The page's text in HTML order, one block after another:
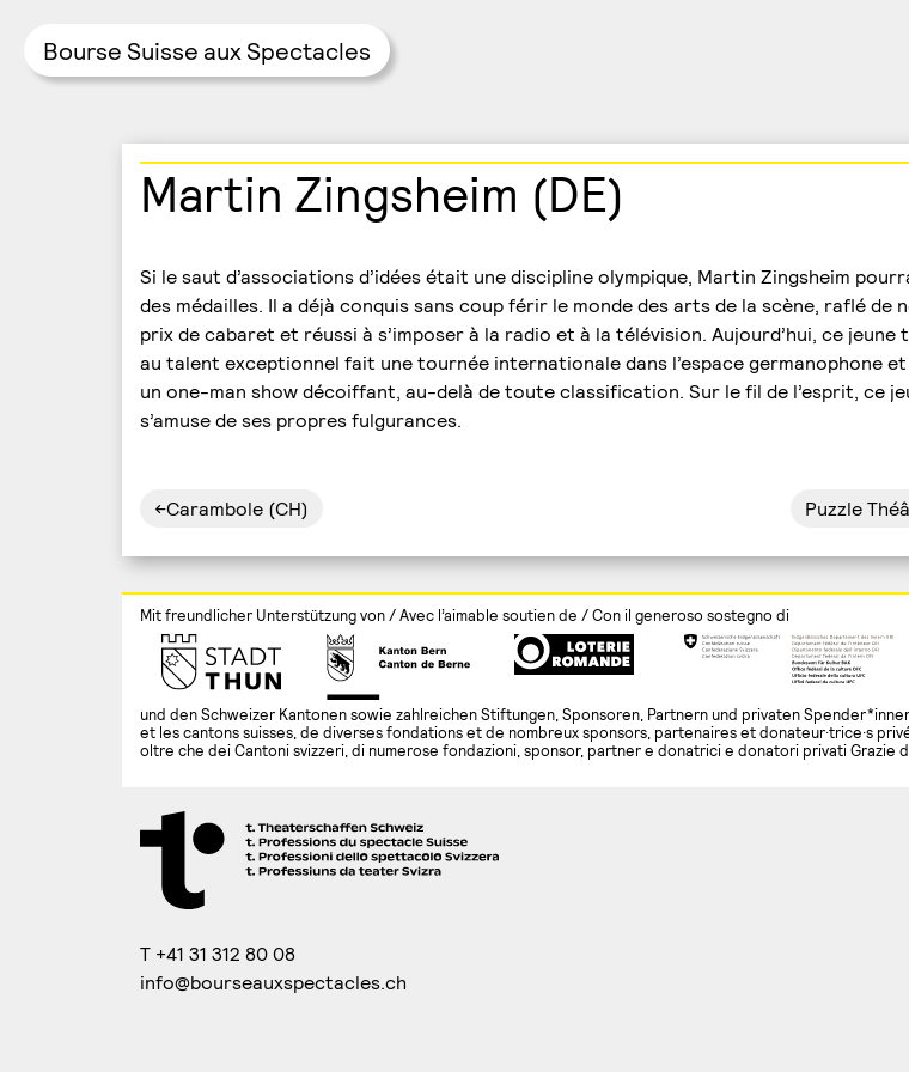
Bourse Suisse aux Spectacles
Martin Zingsheim (DE)
Si le saut d’associations d’idées était une discipline olympique, Martin Zingsheim
des médailles. Il a déjà conquis sans coup férir le monde des arts de la scène, raflé de
prix de cabaret et réussi à s’imposer à la radio et à la télévision. Aujourd’hui, ce
au talent exceptionnel fait une tournée internationale dans l’espace germanophone
un one-man show décoiffant, au-delà de toute classification. Sur le fil de l’esprit, ce
s’amuse de ses propres fulgurances.
Navigation
de
l’article
Carambole (CH) Puzzle
Mit freundlicher Unterstützung von / Avec l’aimable soutien de / Con il generoso sostegno di
und den Schweizer Kantonen sowie zahlreichen Stiftungen, Sponsoren, Partnern und privaten
et les cantons suisses, de diverses fondations et de nombreux sponsors, partenaires et donateur·trice·s
oltre che dei Cantoni svizzeri, di numerose fondazioni, sponsor, partner e donatrici e donatori privati Grazie
T +41 31 312 80 08
info@bourseauxspectacles.ch